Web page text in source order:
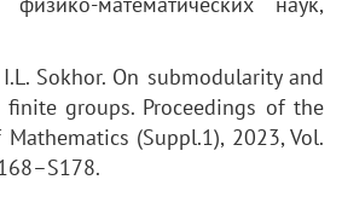
I.L. Sokhor. On submodularity and
groups. Proceedings of the
(Suppl.1), 2023, Vol.